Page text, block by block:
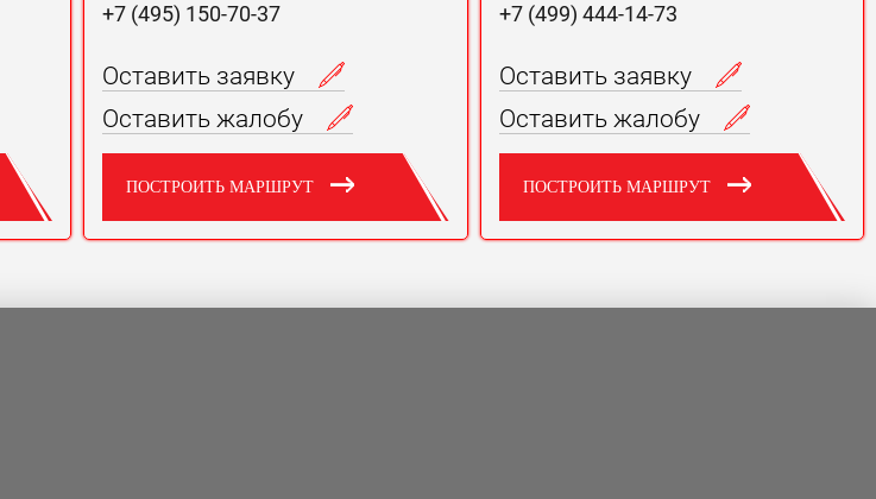
+7 (495) 150-70-37
Оставить заявку
Оставить жалобу
ПОСТРОИТЬ МАРШРУТ
+7 (499) 444-14-73
Оставить заявку
Оставить жалобу
ПОСТРОИТЬ МАРШРУТ